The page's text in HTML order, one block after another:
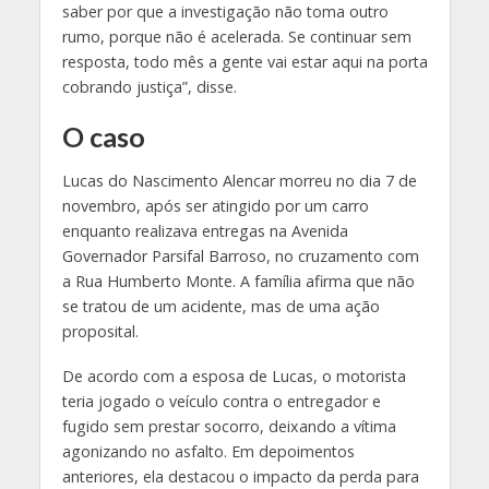
saber por que a investigação não toma outro
rumo, porque não é acelerada. Se continuar sem
resposta, todo mês a gente vai estar aqui na porta
cobrando justiça”, disse.
O caso
Lucas do Nascimento Alencar morreu no dia 7 de
novembro, após ser atingido por um carro
enquanto realizava entregas na Avenida
Governador Parsifal Barroso, no cruzamento com
a Rua Humberto Monte. A família afirma que não
se tratou de um acidente, mas de uma ação
proposital.
De acordo com a esposa de Lucas, o motorista
teria jogado o veículo contra o entregador e
fugido sem prestar socorro, deixando a vítima
agonizando no asfalto. Em depoimentos
anteriores, ela destacou o impacto da perda para